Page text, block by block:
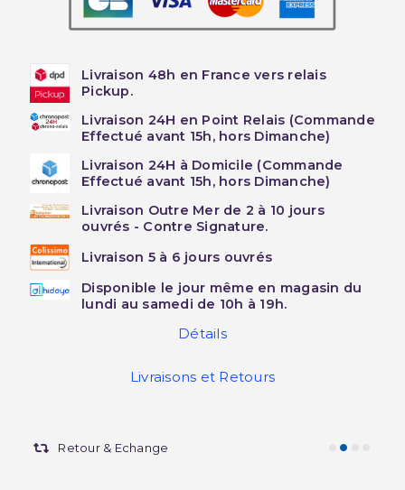
Livraison 48h en France vers relais
Pickup.
Livraison 24H en Point Relais (Commande
Effectué avant 15h, hors Dimanche)
Livraison 24H à Domicile (Commande
Effectué avant 15h, hors Dimanche)
Livraison Outre Mer de 2 à 10 jours
ouvrés - Contre Signature.
Livraison 5 à 6 jours ouvrés
Disponible le jour même en magasin du
lundi au samedi de 10h à 19h.
Détails
Livraisons et Retours
Retour & Echange